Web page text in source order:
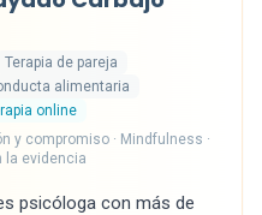
Terapia de pareja
alimentaria
online
y compromiso · Mindfulness ·
la evidencia
psicóloga con más de